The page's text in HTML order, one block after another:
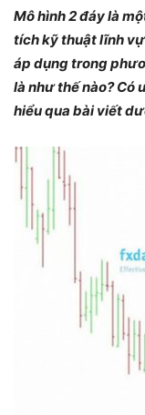
Mô hình 2 đáy là
tích kỹ thuật lĩnh
áp dụng trong
là như thế nào? Có
hiểu qua bài viết